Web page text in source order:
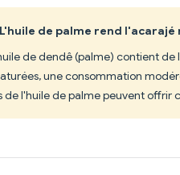
L'huile de palme rend l'acarajé
de dendê (palme) contient
une consommation
de l'huile de palme peuvent offrir